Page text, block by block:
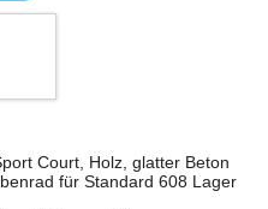
Court, Holz, glatter Beton
für Standard 608 Lager